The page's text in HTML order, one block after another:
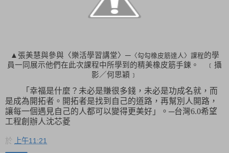
▲張美慧與參與〈樂活學習講堂〉─〈勾勾橡皮筋達人〉課程的學
員一同展示他們在此次課程中所學到的精美橡皮筋手鍊。 ﹝攝
影／何思穎﹞
「 幸福是什麼？未必是賺很多錢，未必是功成名就，而
是成為開拓者。開拓者是找到自己的道路，再幫別人開路，
讓每一個遇見自己的人都可以變得更美好 」。─台灣6.0希望
工程創辦人沈芯菱
於 上午11:21